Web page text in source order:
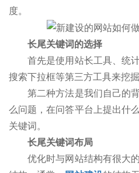
度。
长尾关键词的选择
首先是使用站长工具、统计
搜索下拉框等第三方工具来挖掘
第二种方法是我们自己的背
么问题，在问答平台上提出什
关键词。
长尾关键词布局
优化时与网站结构有很大的